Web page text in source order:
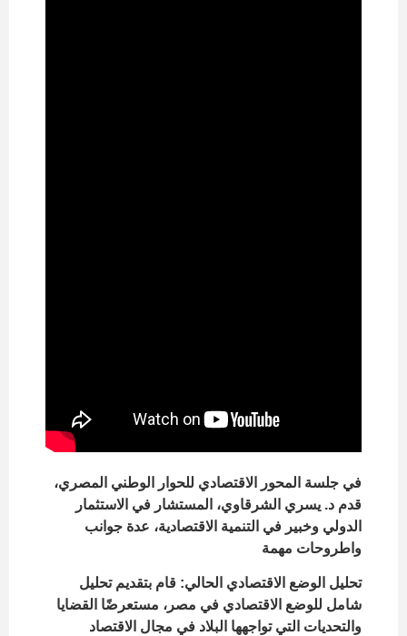
في جلسة المحور الاقتصادي للحوار الوطني المصري،
قدم د. يسري الشرقاوي، المستشار في الاستثمار
الدولي وخبير في التنمية الاقتصادية، عدة جوانب
واطروحات مهمة
تحليل الوضع الاقتصادي الحالي: قام بتقديم تحليل
شامل للوضع الاقتصادي في مصر، مستعرضًا القضايا
والتحديات التي تواجهها البلاد في مجال الاقتصاد